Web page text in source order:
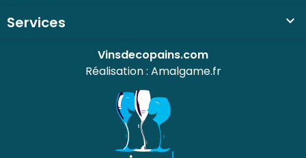
Services 
Vinsdecopains.com
Réalisation : Amalgame.fr